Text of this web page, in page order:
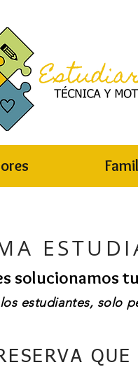
solucionamos
estudiantes, solo